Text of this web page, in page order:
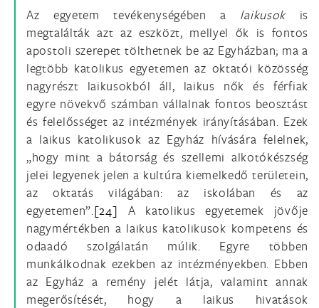
Az egyetem tevékenységében a laikusok is
megtalálták azt az eszközt, mellyel ők is fontos
apostoli szerepet tölthetnek be az Egyházban; ma a
legtöbb katolikus egyetemen az oktatói közösség
nagyrészt laikusokból áll, laikus nők és férfiak
egyre növekvő számban vállalnak fontos beosztást
és felelősséget az intézmények irányításában. Ezek
a laikus katolikusok az Egyház hívására felelnek,
„hogy mint a bátorság és szellemi alkotókészség
jelei legyenek jelen a kultúra kiemelkedő területein,
az oktatás világában: az iskolában és az
egyetemen”.[24] A katolikus egyetemek jövője
nagymértékben a laikus katolikusok kompetens és
odaadó szolgálatán múlik. Egyre többen
munkálkodnak ezekben az intézményekben. Ebben
az Egyház a remény jelét látja, valamint annak
megerősítését, hogy a laikus hivatások